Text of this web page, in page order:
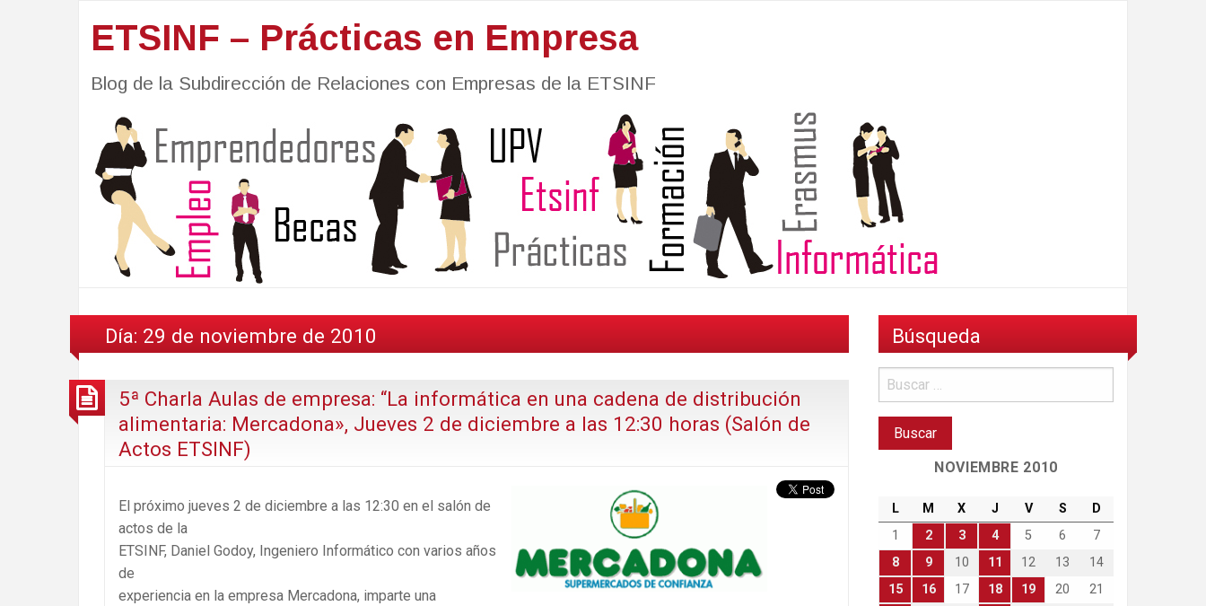
ETSINF – Prácticas en Empresa
Blog de la Subdirección de Relaciones con Empresas de la ETSINF
Día: 29 de noviembre de 2010
5ª Charla Aulas de empresa: “La informática en una cadena de distribución
alimentaria: Mercadona», Jueves 2 de diciembre a las 12:30 horas (Salón de
Actos ETSINF)
El próximo jueves 2 de diciembre a las 12:30 en el salón de
actos de la
ETSINF, Daniel Godoy, Ingeniero Informático con varios años
de
experiencia en la empresa Mercadona, imparte una
Búsqueda
NOVIEMBRE 2010
L M X J V S
D
1
2 3 4 5 6
7
8
9 10 11 12 13
14
15
16 17 18 19 20
21